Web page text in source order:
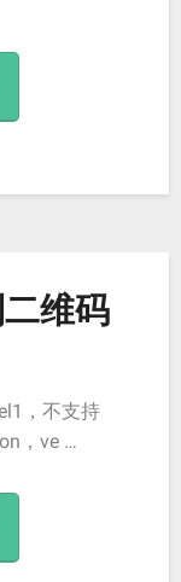
维码
，不支持
，ve …